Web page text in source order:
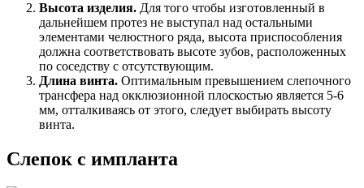
Высота изделия. Для того чтобы изготовленный в
дальнейшем протез не выступал над остальными
элементами челюстного ряда, высота приспособления
должна соответствовать высоте зубов, расположенных
по соседству с отсутствующим.
Длина винта. Оптимальным превышением слепочного
трансфера над окклюзионной плоскостью является 5-6
мм, отталкиваясь от этого, следует выбирать высоту
винта.
Слепок с импланта